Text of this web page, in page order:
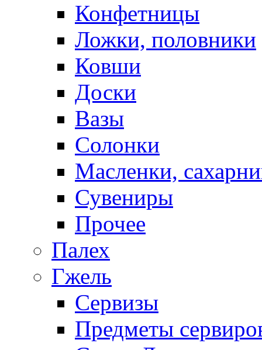
Конфетницы
Ложки, половники
Ковши
Доски
Вазы
Солонки
Масленки,
Сувениры
Прочее
Палех
Гжель
Сервизы
Предметы